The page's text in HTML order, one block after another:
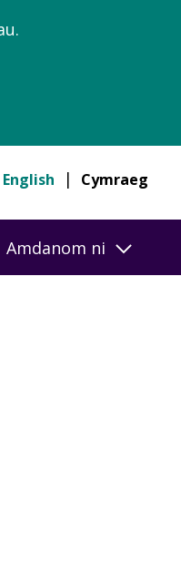
English Cymraeg
Amdanom ni